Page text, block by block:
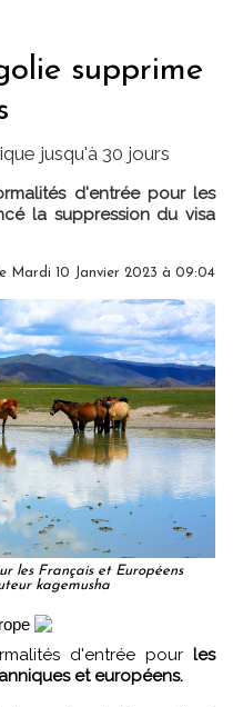
supprime
jusqu'à 30 jours
d'entrée pour les
la suppression du visa
Mardi 10 Janvier 2023 à 09:04
les Français et Européens
kagemusha
d'entrée pour les
et européens.